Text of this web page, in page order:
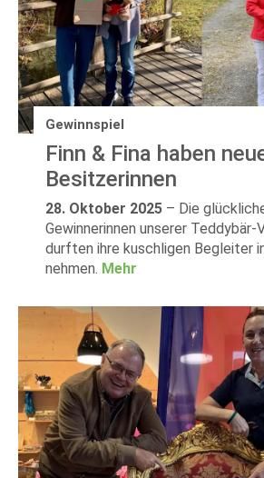
Gewinnspiel
Finn & Fina haben
Besitzerinnen
28. Oktober 2025 – Die
Gewinnerinnen unserer Teddybär-
durften ihre kuschligen Begleiter
nehmen. Mehr